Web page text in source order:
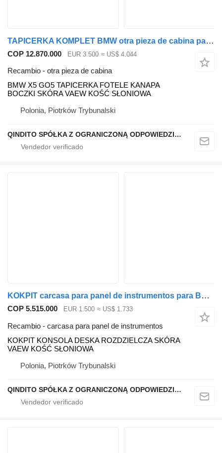
TAPICERKA KOMPLET BMW otra pieza de cabina para BMW X5 GO5 coche
COP 12.870.000 EUR 3.500 ≈ US$ 4.044
Recambio - otra pieza de cabina
BMW X5 GO5 TAPICERKA FOTELE KANAPA
BOCZKI SKÓRA VAEW KOŚĆ SŁONIOWA
Polonia, Piotrków Trybunalski
QINDITO SPÓŁKA Z OGRANICZONĄ ODPOWIEDZIALNOŚCIĄ
KOKPIT carcasa para panel de instrumentos para BMW coche
COP 5.515.000 EUR 1.500 ≈ US$ 1.733
Recambio - carcasa para panel de instrumentos
KOKPIT KONSOLA DESKA ROZDZIELCZA SKÓRA
VAEW KOŚĆ SŁONIOWA
Polonia, Piotrków Trybunalski
QINDITO SPÓŁKA Z OGRANICZONĄ ODPOWIEDZIALNOŚCIĄ